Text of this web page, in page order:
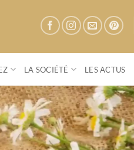
LA SOCIÉTÉ LES ACTUS